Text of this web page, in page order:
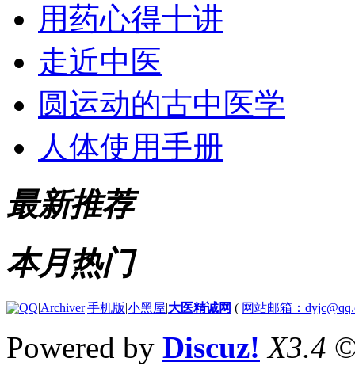
用药心得十讲
走近中医
圆运动的古中医学
人体使用手册
最新推荐
本月热门
|Archiver|手机版|小黑屋|大医精诚网 ( 网站邮箱：
Powered by Discuz! X3.4